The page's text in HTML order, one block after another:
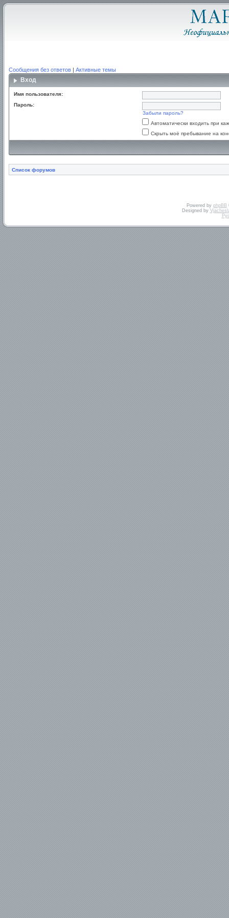
Сообщения без ответов | Активные темы
Вход
Имя пользователя:
Пароль:
Забыли пароль?
Автоматически входить при
Скрыть моё пребывание на
Список форумов
Powered by phpBB
Designed by